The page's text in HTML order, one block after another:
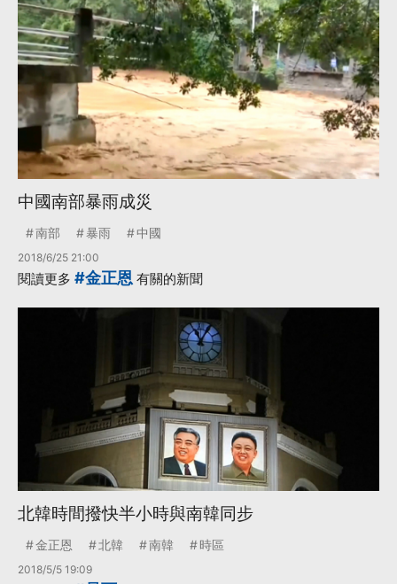
中國南部暴雨成災
南部 暴雨 中國
2018/6/25 21:00
閱讀更多 #金正恩 有關的新聞
北韓時間撥快半小時與南韓同步
金正恩 北韓 南韓 時區
2018/5/5 19:09